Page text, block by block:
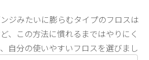
ジみたいに膨らむタイプのフロスは
、この方法に慣れるまではやりにく
自分の使いやすいフロスを選びまし